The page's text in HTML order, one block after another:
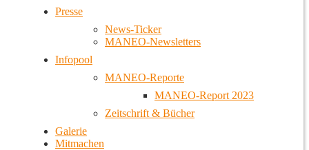
Presse
News-Ticker
MANEO-Newsletters
Infopool
MANEO-Reporte
MANEO-Report 2023
Zeitschrift & Bücher
Galerie
Mitmachen